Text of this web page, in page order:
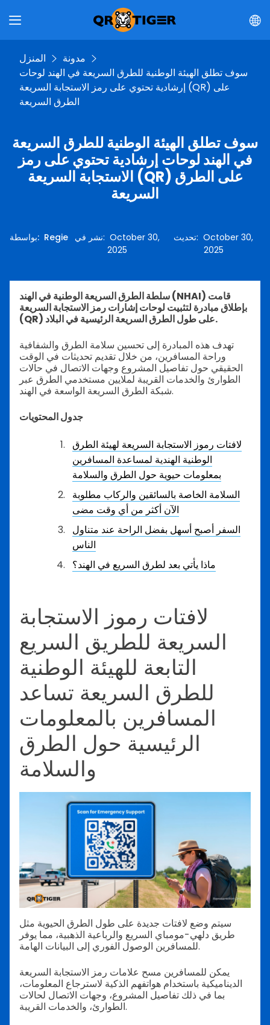
المنزل
مدونة
سوف تطلق الهيئة الوطنية للطرق السريعة في الهند لوحات
إرشادية تحتوي على رمز الاستجابة السريعة (QR) على
الطرق السريعة
سوف تطلق الهيئة الوطنية للطرق السريعة
في الهند لوحات إرشادية تحتوي على رمز
الاستجابة السريعة (QR) على الطرق
السريعة
بواسطة: Regie نشر في:October 30,
2025
تحديث:October 30,
2025
سلطة الطرق السريعة الوطنية في الهند (NHAI) قامت
بإطلاق مبادرة لتثبيت لوحات إشارات رمز الاستجابة السريعة
(QR) على طول الطرق السريعة الرئيسية في البلاد.
تهدف هذه المبادرة إلى تحسين سلامة الطرق والشفافية
وراحة المسافرين، من خلال تقديم تحديثات في الوقت
الحقيقي حول تفاصيل المشروع وجهات الاتصال في حالات
الطوارئ والخدمات القريبة لملايين مستخدمي الطرق عبر
شبكة الطرق السريعة الواسعة في الهند.
جدول المحتويات
لافتات رموز الاستجابة السريعة لهيئة الطرق
الوطنية الهندية لمساعدة المسافرين
بمعلومات حيوية حول الطرق والسلامة
السلامة الخاصة بالسائقين والركاب مطلوبة
الآن أكثر من أي وقت مضى
السفر أصبح أسهل بفضل الراحة عند متناول
الناس
ماذا يأتي بعد لطرق السريع في الهند؟
لافتات رموز الاستجابة
السريعة للطريق السريع
التابعة للهيئة الوطنية
للطرق السريعة تساعد
المسافرين بالمعلومات
الرئيسية حول الطرق
والسلامة
سيتم وضع لافتات جديدة على طول الطرق الحيوية مثل
طريق دلهي-مومباي السريع والرباعية الذهبية، مما يوفر
للمسافرين الوصول الفوري إلى البيانات الهامة.
يمكن للمسافرين مسح علامات رمز الاستجابة السريعة
الديناميكية باستخدام هواتفهم الذكية لاسترجاع المعلومات،
بما في ذلك تفاصيل المشروع، وجهات الاتصال لحالات
الطوارئ، والخدمات القريبة.